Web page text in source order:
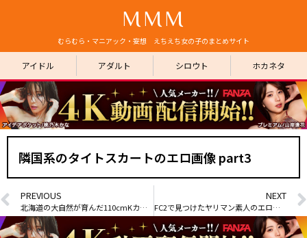
MMM
むらむら・マニアック・妄想 えちえち女の子のまとめサイト
アイドル アダルト シロウト ホカネタ
隣国系のタイトスカートのエロ画像 part3
PREVIOUS
北海道の大自然が育んだ110cmKカップグラドル藤川めい(25) part2
NEXT
FC2で見つけたヤリマン素人のエロ画像 part20